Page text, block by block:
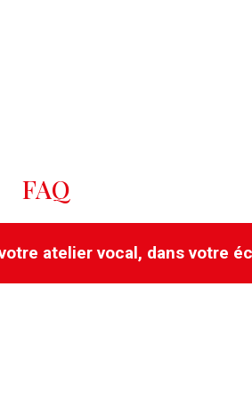
FAQ
atelier vocal, dans votre